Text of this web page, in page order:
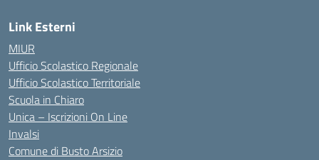
Link Esterni
MIUR
Ufficio Scolastico Regionale
Ufficio Scolastico Territoriale
Scuola in Chiaro
Unica – Iscrizioni On Line
Invalsi
Comune di Busto Arsizio